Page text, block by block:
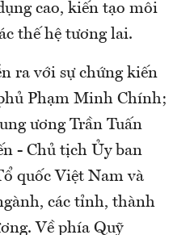
cao, kiến tạo môi
thế hệ tương lai.
ra với sự chứng kiến
Phạm Minh Chính;
ương Trần Tuấn
- Chủ tịch Ủy ban
quốc Việt Nam và
các tỉnh, thành
Về phía Quỹ